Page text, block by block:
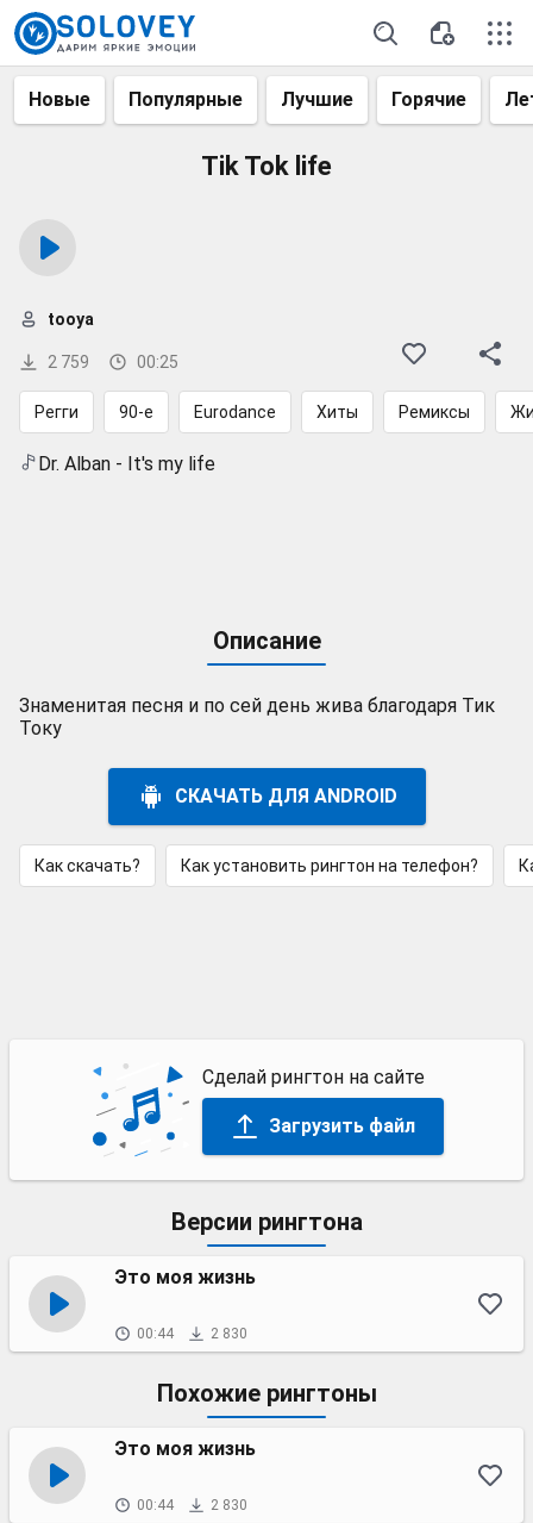
Новые Популярные Лучшие Горячие
Tik Tok life
2 759 00:25
tooya
Регги 90-е Eurodance Хиты Ремиксы
Dr. Alban - It's my life
Описание
Знаменитая песня и по сей день жива благодаря Тик
Току
СКАЧАТЬ ДЛЯ ANDROID
Как скачать? Как установить рингтон на телефон?
Сделай рингтон на сайте
Загрузить файл
Версии рингтона
Это моя жизнь
00:44 2 830
Похожие рингтоны
Это моя жизнь
00:44 2 830